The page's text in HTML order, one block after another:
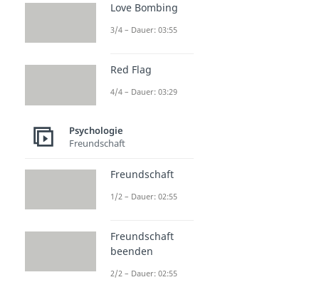
Love Bombing
3/4 – Dauer: 03:55
Red Flag
4/4 – Dauer: 03:29
Psychologie
Freundschaft
Freundschaft
1/2 – Dauer: 02:55
Freundschaft
beenden
2/2 – Dauer: 02:55